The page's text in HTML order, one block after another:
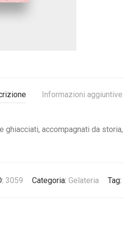
Informazioni aggiuntive
accompagnati da
3059 Categoria: Gelateria Tag: